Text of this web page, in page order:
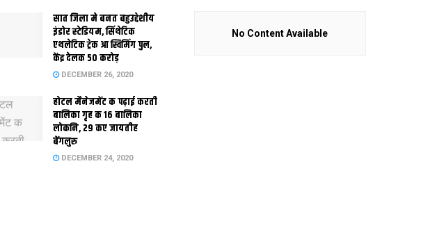
सात जिला मे बनत बहुउद्देशीय
इंडोर स्‍टेडि‍यम, सिंथेटिक
एथलेटिक ट्रेक आ स्विमिंग पुल,
केंद्र देलक 50 करोड़
DECEMBER 26, 2020
होटल मैनेजमेंट क पढ़ाई करती
बालिका गृह क 16 बालिका
लोकनि, 29 कए जायतीह
बेंगलुरु
DECEMBER 24, 2020
No Content Available